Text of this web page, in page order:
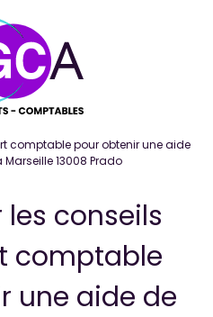
comptable pour obtenir une aide
13008 Prado
conseils
comptable
une aide de